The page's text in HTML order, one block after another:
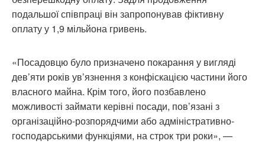
подальшої співпраці він запропонував фіктивну
оплату у 1,9 мільйона гривень.
«Посадовцю було призначено покарання у вигляді
дев’яти років ув’язнення з конфіскацією частини його
власного майна. Крім того, його позбавлено
можливості займати керівні посади, пов’язані з
організаційно-розпорядчими або адміністративно-
господарськими функціями, на строк три роки», —